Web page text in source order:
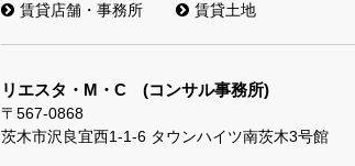
賃貸店舗・事務所
賃貸土地
リエスタ・M・C (コンサル事務所)
〒567-0868
茨木市沢良宜西1-1-6 タウンハイツ南茨木3号館